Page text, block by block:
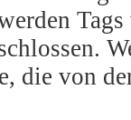
die von